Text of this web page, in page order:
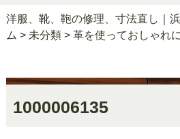
洋服、靴、鞄の修理、寸法直し｜
ム > 未分類> 革を使っておしゃれ
1000006135